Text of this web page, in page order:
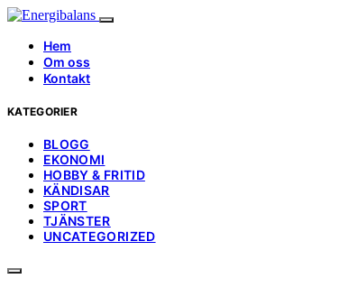
Hem
Om oss
Kontakt
KATEGORIER
BLOGG
EKONOMI
HOBBY & FRITID
KÄNDISAR
SPORT
TJÄNSTER
UNCATEGORIZED